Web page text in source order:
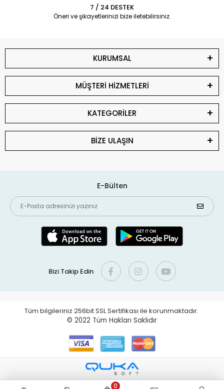
7 / 24 DESTEK
Öneri ve şikayetlerinizi bize iletebilirsiniz.
KURUMSAL
MÜŞTERİ HİZMETLERİ
KATEGORİLER
BİZE ULAŞIN
E-Bülten
Bizi Takip Edin
Tüm bilgileriniz 256bit SSL Sertifikası ile korunmaktadır.
© 2022 Tüm Hakları Saklıdır
0